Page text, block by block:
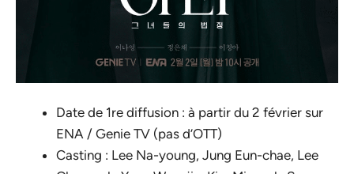
Date de 1re diffusion : à partir du 2 février sur
ENA / Genie TV (pas d’OTT)
Casting : Lee Na-young, Jung Eun-chae, Lee